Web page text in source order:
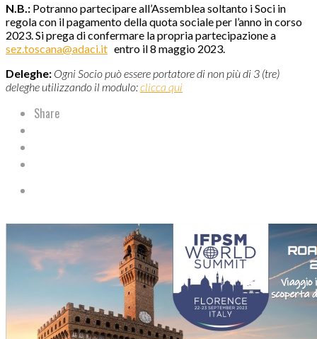
N.B.: Potranno partecipare all’Assemblea soltanto i Soci in
regola con il pagamento della quota sociale per l’anno in corso
2023. Si prega di confermare la propria partecipazione a
sez.toscana@adaci.it entro il 8 maggio 2023.
Deleghe: Ogni Socio può essere portatore di non più di 3 (tre)
deleghe utilizzando il modulo:clicca qui
Share